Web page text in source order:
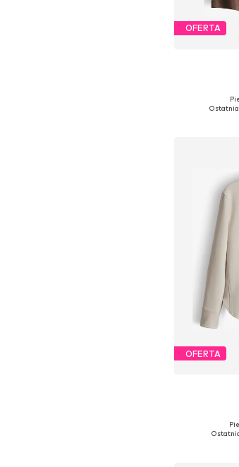
OFERTA
Ostatnia
OFERTA